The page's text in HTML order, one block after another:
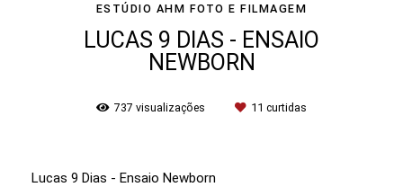
ESTÚDIO AHM FOTO E FILMAGEM
LUCAS 9 DIAS - ENSAIO
NEWBORN
737 visualizações 11 curtidas
Lucas 9 Dias - Ensaio Newborn